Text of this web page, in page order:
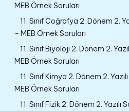
MEB Örnek Soruları
11. Sınıf Coğrafya 2. Dönem 2.
– MEB Örnek Soruları
11. Sınıf Biyoloji 2. Dönem 2.
MEB Örnek Soruları
11. Sınıf Kimya 2. Dönem 2.
MEB Örnek Soruları
11. Sınıf Fizik 2. Dönem 2.